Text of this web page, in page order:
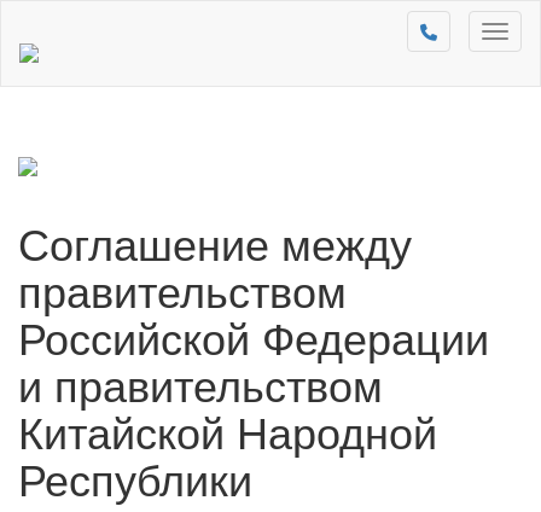
Соглашение между
правительством
Российской Федерации
и правительством
Китайской Народной
Республики